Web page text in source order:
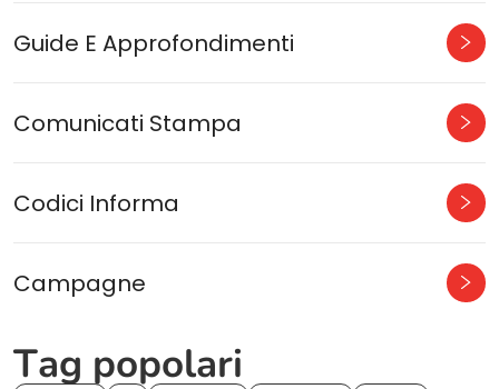
Guide E Approfondimenti
Comunicati Stampa
Codici Informa
Campagne
Tag popolari